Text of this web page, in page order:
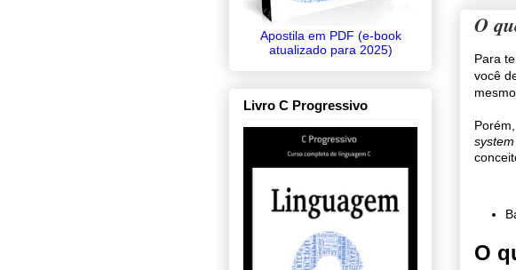
O
Para
você
system
O
Apostila em PDF (e-book
atualizado para 2025)
Livro C Progressivo